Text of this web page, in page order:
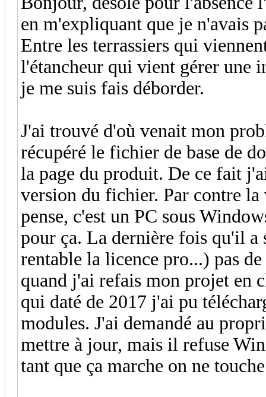
en m'expliquant que je n'avais
Entre les terrassiers qui
l'étancheur qui vient gérer une
je me suis fais déborder.
J'ai trouvé d'où venait mon
récupéré le fichier de base de
la page du produit. De ce fait
version du fichier. Par contre
pense, c'est un PC sous
pour ça. La dernière fois qu'il a
rentable la licence pro...) pas
quand j'ai refais mon projet en
qui daté de 2017 j'ai pu
modules. J'ai demandé au
mettre à jour, mais il refuse
tant que ça marche on ne